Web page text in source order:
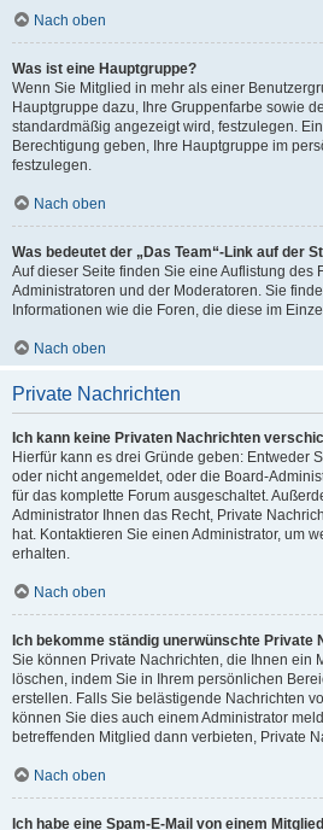
Nach oben
Was ist eine Hauptgruppe?
Wenn Sie Mitglied in mehr als einer
Hauptgruppe dazu, Ihre Gruppenfarbe sowie
standardmäßig angezeigt wird, festzulegen.
Berechtigung geben, Ihre Hauptgruppe im
festzulegen.
Nach oben
Was bedeutet der „Das Team“-Link auf der
Auf dieser Seite finden Sie eine Auflistung des
Administratoren und der Moderatoren. Sie
Informationen wie die Foren, die diese im
Nach oben
Private Nachrichten
Ich kann keine Privaten Nachrichten
Hierfür kann es drei Gründe geben: Entweder
oder nicht angemeldet, oder die Board-
für das komplette Forum ausgeschaltet.
Administrator Ihnen das Recht, Private
hat. Kontaktieren Sie einen Administrator, um
erhalten.
Nach oben
Ich bekomme ständig unerwünschte Private
Sie können Private Nachrichten, die Ihnen ein
löschen, indem Sie in Ihrem persönlichen
erstellen. Falls Sie belästigende Nachrichten
können Sie dies auch einem Administrator
betreffenden Mitglied dann verbieten, Private
Nach oben
Ich habe eine Spam-E-Mail von einem